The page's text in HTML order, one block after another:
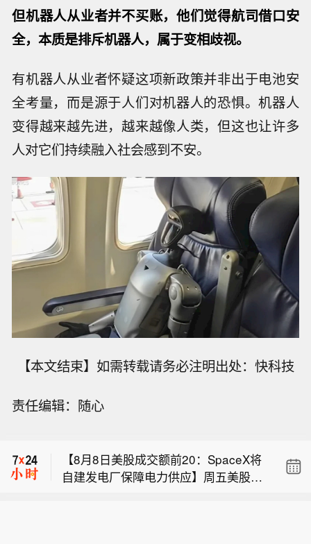
但机器人从业者并不买账，他们觉得航司借口安
全，本质是排斥机器人，属于变相歧视。
有机器人从业者怀疑这项新政策并非出于电池安
全考量，而是源于人们对机器人的恐惧。机器人
变得越来越先进，越来越像人类，但这也让许多
人对它们持续融入社会感到不安。
【本文结束】如需转载请务必注明出处：快科技
责任编辑：随心应重新考虑她仓促作出的决定。
类、A类、I类股份发行申请，发行规模
未披露。
【8月8日美股成交额前20：SpaceX将
自建发电厂保障电力供应】周五美股成